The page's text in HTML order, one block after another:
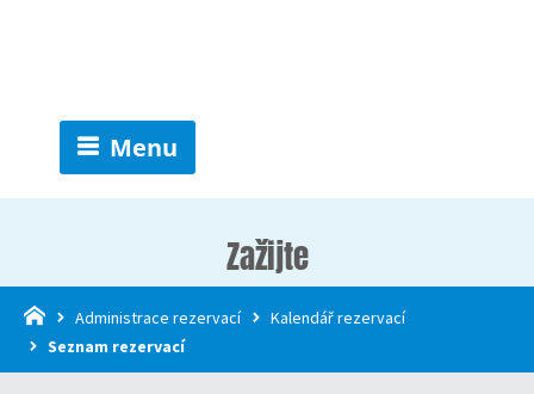
Menu
Zažijte
Administrace rezervací
Kalendář rezervací
Seznam rezervací